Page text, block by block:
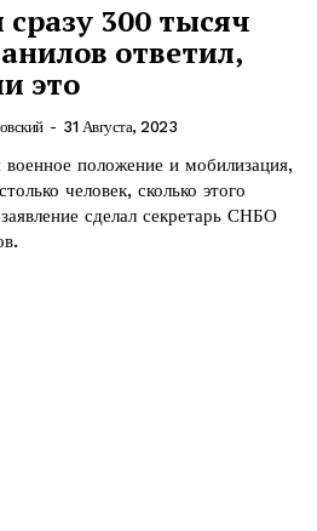
300 тысяч
ответил,
это
- 31 Августа, 2023
положение и мобилизация,
человек, сколько этого
сделал секретарь СНБО